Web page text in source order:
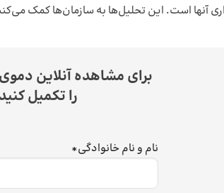
آنها است. این تحلیل‌­ها به سازمان‌­ها کمک
برای مشاهده آنلاین
را تکمیل
نام و نام خانوادگی*